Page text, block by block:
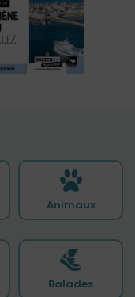
Animaux
Balades